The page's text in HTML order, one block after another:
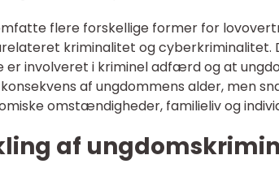
flere forskellige former for
kriminalitet og cyberkriminalitet.
er involveret i kriminel adfærd og at
af ungdommens alder, men
omstændigheder, familieliv og
af